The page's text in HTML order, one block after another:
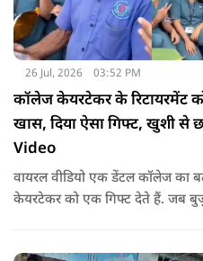
26 Jul, 2026 03:52 PM
कॉलेज केयरटेकर के रिटायरमेंट को
खास, दिया ऐसा गिफ्ट, खुशी
Video
वायरल वीडियो एक डेंटल कॉलेज का
केयरटेकर को एक गिफ्ट देते हैं. जब